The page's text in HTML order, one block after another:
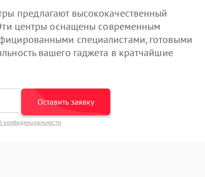
предлагают высококачественный
центры оснащены современным
специалистами, готовыми
вашего гаджета в кратчайшие
Оставить заявку
конфиденциальности